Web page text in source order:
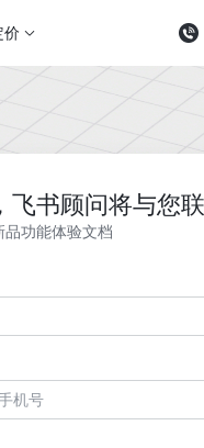
价
飞书顾问将与您
功能体验文档